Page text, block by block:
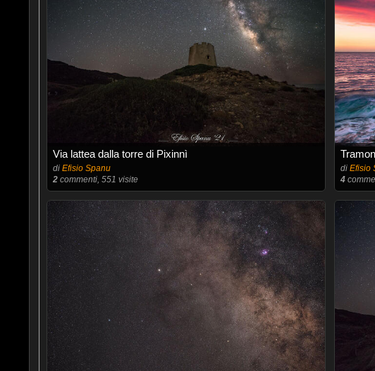
Via lattea dalla torre di Pixinnì
di Efisio Spanu
2commenti, 551 visite
di Efisio
4